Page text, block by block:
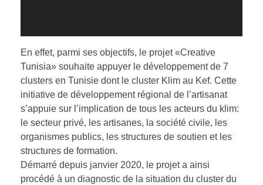
En effet, parmi ses objectifs, le projet «Creative
Tunisia» souhaite appuyer le développement de 7
clusters en Tunisie dont le cluster Klim au Kef. Cette
initiative de développement régional de l’artisanat
s’appuie sur l’implication de tous les acteurs du klim:
le secteur privé, les artisanes, la société civile, les
organismes publics, les structures de soutien et les
structures de formation.
Démarré depuis janvier 2020, le projet a ainsi
procédé à un diagnostic de la situation du cluster du